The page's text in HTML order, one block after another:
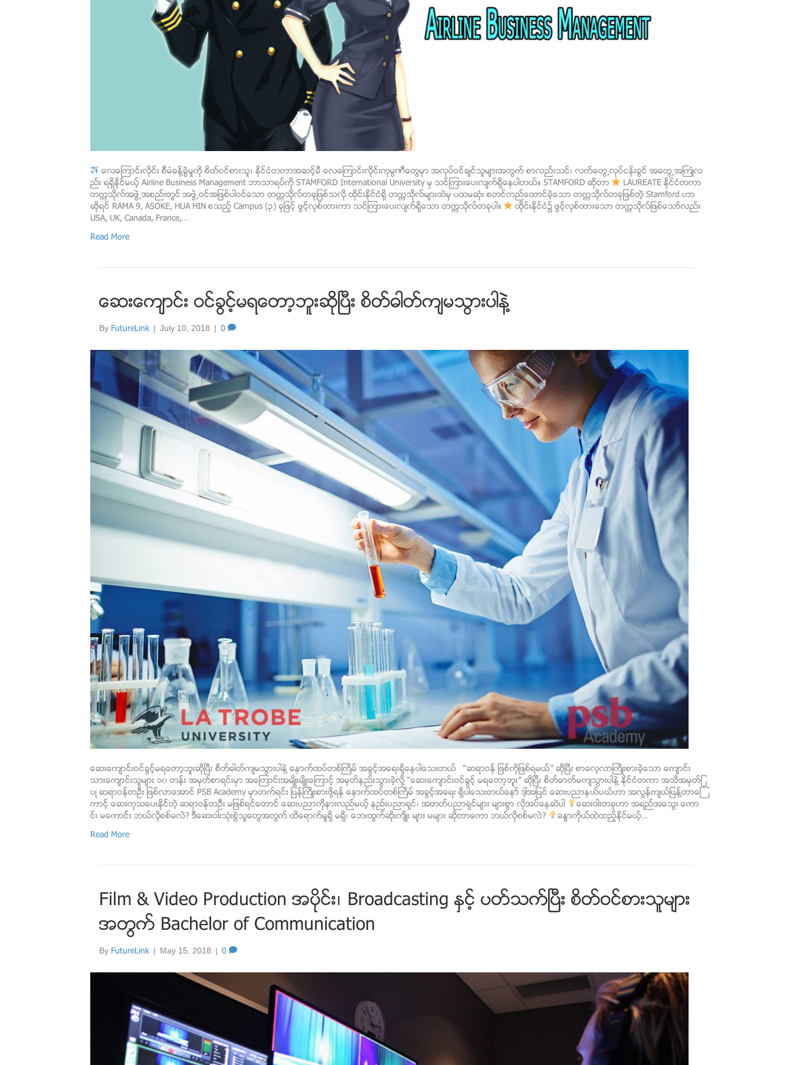
ေလေၾကာင္းလိုင္း စီမံခန႔္ခြဲမႈကို စိတ္ဝင္စားသူ၊ ႏိုင္ငံတကာအဆင့္မီ ေလေၾကာင္းလိုင္းကုမၸဏီေတြမွာ အလုပ္ဝင္ခ်င္သူမ်ားအတြက္ စာလည္းသင္၊ လက္ေတြ႕လုပ္ငန္းခြင္ အေတြ႕အႀကဳံလ
ည္း ရရွိႏိုင္မယ့္ Airline Business Management ဘာသာရပ္ကို STAMFORD International University မွ သင္ၾကားေပးလ်က္ရွိေနပါတယ္။ STAMFORD ဆိုတာ
LAUREATE ႏိုင္ငံတကာ
တကၠသိုလ္အဖြဲ႕အစည္းတြင္ အဖြဲ႕ဝင္အျဖစ္ပါဝင္ေသာ တကၠသိုလ္တခုျဖစ္သလို ထိုင္းႏိုင္ငံရွိ တကၠသိုလ္မ်ားထဲမွ ပထမဆုံး စတင္တည္ေထာင္ခဲ့ေသာ တကၠသိုလ္တခုျဖစ္တဲ့ Stamford ဟာ
ဆိုရင္ RAMA 9, ASOKE, HUA HIN စသည့္ Campus (၃) ခုျဖင့္ ဖြင့္လွစ္ထားကာ သင္ၾကားေပးလ်က္ရွိေသာ တကၠသိုလ္တခုပါ။
ထိုင္းႏိုင္ငံ၌ ဖြင့္လွစ္ထားေသာ တကၠသိုလ္ျဖစ္ေသာ္လည္း
USA, UK, Canada, France,…
Read More
ေဆးေက်ာင္း ဝင္ခြင့္မရေတာ့ဘူးဆိုၿပီး စိတ္ဓါတ္က်မသြားပါနဲ႔
By FutureLink | July 10, 2018 | 0
ေဆးေက်ာင္းဝင္ခြင့္မရေတာ့ဘူးဆိုၿပီး စိတ္ဓါတ္က်မသြားပါနဲ႔ ေနာက္ထပ္တစ္ႀကိမ္ အခြင့္အေရးရွိေနပါေသးတယ္ “ဆရာဝန္ ျဖစ္ကိုျဖစ္ရမယ္” ဆိုၿပီး စာေလ့လာႀကိဳးစားခဲ့ေသာ ေက်ာင္း
သားေက်ာင္းသူမ်ား ၁၀ တန္း အမွတ္စာရင္းမွာ အေၾကာင္းအမ်ိဳးမ်ိဳးေၾကာင့္ အမွတ္နည္းသြားခဲ့လို႔ “ေဆးေက်ာင္းဝင္ခြင့္ မရေတာ့ဘူး” ဆိုၿပီး စိတ္ဓာတ္မက်သြားပါနဲ႔ ႏိုင္ငံတကာ အသိအမွတ္ျ
ပဳ ဆရာဝန္တဦး ျဖစ္လာေအာင္ PSB Academy မွာတက္ရင္း ျပန္ႀကိဳးစားဖို႔ရန္ ေနာက္ထပ္တစ္ႀကိမ္ အခြင့္အေရး ရွိပါေသးတယ္ေနာ္ ဒါ့အျပင္ ေဆးပညာနယ္ပယ္ဟာ အလြန္က်ယ္ျပန္႔တာေၾ
ကာင့္ ေဆးကုသေပးႏိုင္တဲ့ ဆရာဝန္တဦး မျဖစ္ရင္ေတာင္ ေဆးပညာကိုနားလည္မယ့္ နည္းပညာရွင္၊ အတတ္ပညာရွင္မ်ား မ်ားစြာ လိုအပ္ေနဆဲပါ
ေဆးဝါးတခုဟာ အရည္အေသြး ေကာ
င္း မေကာင္း ဘယ္လိုစစ္မလဲ? ဒီေဆးဝါးသံုးစြဲသူေတြအတြက္ ထိေရာက္မႈရွိ မရွိ၊ ေဘးထြက္ဆိုးက်ိဳး မ်ား မမ်ား ဆိုတာေကာ ဘယ္လိုစစ္မလဲ?
ခႏၶာကိုယ္ထဲထည့္ႏိုင္မယ့္…
Read More
Film & Video Production အပုိင္း၊ Broadcasting ႏွင့္ ပတ္သက္ၿပီး စိတ္ဝင္စားသူမ်ား
အတြက္ Bachelor of Communication
By FutureLink | May 15, 2018 | 0